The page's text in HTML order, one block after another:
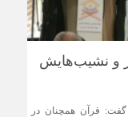
و نشیب‌هایش
گفت: قرآن همچنان در